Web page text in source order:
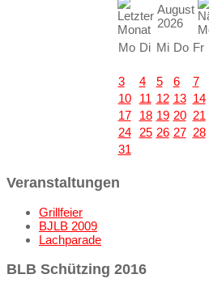
August
2026
Mo Di Mi Do Fr
3
4 5 6 7
10
11 12 13 14
17
18 19 20 21
24
25 26 27 28
31
Veranstaltungen
Grillfeier
BJLB 2009
Lachparade
BLB Schützing 2016